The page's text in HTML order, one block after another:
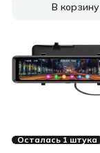
В корзину
Осталась 1 штука